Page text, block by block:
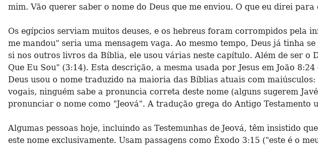
mim. Vão querer saber o nome do Deus que me enviou. O que eu direi para
Os egípcios serviam muitos deuses, e os hebreus foram corrompidos pela
me mandou" seria uma mensagem vaga. Ao mesmo tempo, Deus já tinha
si nos outros livros da Bíblia, ele usou várias neste capítulo. Além de ser o
Que Eu Sou" (3:14). Esta descrição, a mesma usada por Jesus em João
Deus usou o nome traduzido na maioria das Bíblias atuais com
vogais, ninguém sabe a pronuncia correta deste nome (alguns sugerem
pronunciar o nome como "Jeová". A tradução grega do Antigo
Algumas pessoas hoje, incluindo as Testemunhas de Jeová, têm insistido
este nome exclusivamente. Usam passagens como Êxodo 3:15 ("este é o